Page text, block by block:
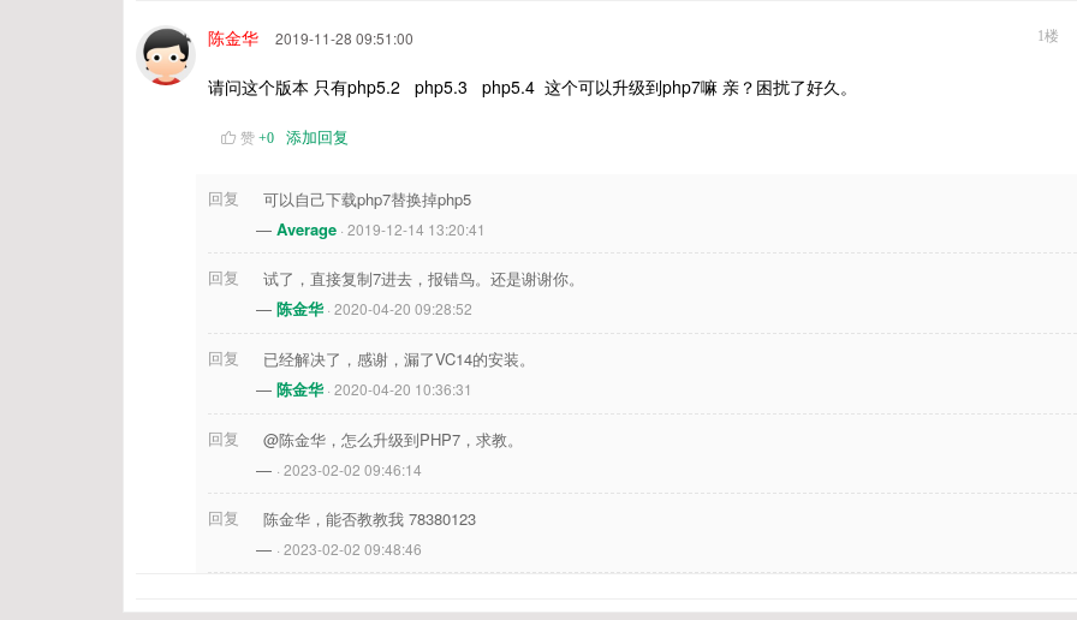
陈金华 2019-11-28 09:51:00 1楼
请问这个版本 只有php5.2 php5.3 php5.4 这个可以升级到php7嘛 亲？困扰了好久。
赞 +0 添加回复
回复
可以自己下载php7替换掉php5
— Average · 2019-12-14 13:20:41
回复
试了，直接复制7进去，报错鸟。还是谢谢你。
— 陈金华· 2020-04-20 09:28:52
回复
已经解决了，感谢，漏了VC14的安装。
— 陈金华· 2020-04-20 10:36:31
回复
@陈金华，怎么升级到PHP7，求教。
— · 2023-02-02 09:46:14
回复
陈金华，能否教教我 78380123
— · 2023-02-02 09:48:46